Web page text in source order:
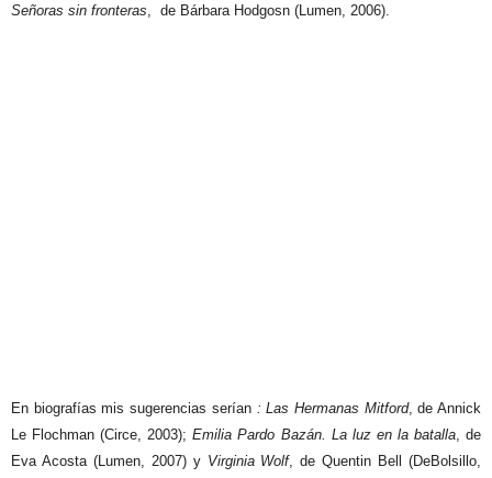
Señoras sin fronteras
de Bárbara Hodgosn (Lumen, 2006).
En biografías mis sugerencias serían : Las Hermanas Mitford, de Annick
Le Flochman (Circe, 2003);Emilia Pardo Bazán. La luz en la batalla, de
Eva Acosta (Lumen, 2007) y Virginia Wolf, de Quentin Bell (DeBolsillo,